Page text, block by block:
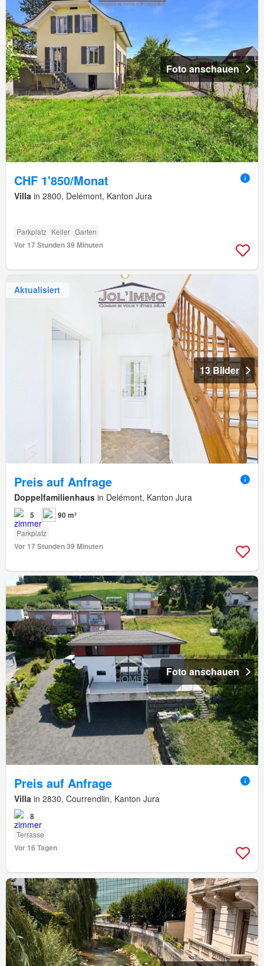
Foto anschauen
CHF 1'850/Monat
Villa in 2800, Delémont, Kanton Jura
Parkplatz Keller Garten
Vor 17 Stunden 39 Minuten
Aktualisiert
13 Bilder
Preis auf Anfrage
Doppelfamilienhaus in Delémont, Kanton Jura
5 90 m²
Parkplatz
Vor 17 Stunden 39 Minuten
Foto anschauen
Preis auf Anfrage
Villa in 2830, Courrendlin, Kanton Jura
8
Terrasse
Vor 16 Tagen